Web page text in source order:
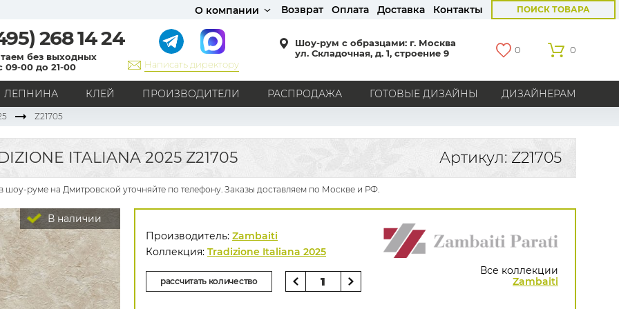
О компании Возврат Оплата Доставка Контакты ПОИСК ТОВАРА
268 14 24
без выходных
09-00 до 21-00
Написать директору
Шоу-рум с образцами: г. Москва
ул. Складочная, д. 1, строение 9
0 0
ЛЕПНИНА КЛЕЙ ПРОИЗВОДИТЕЛИ РАСПРОДАЖА ГОТОВЫЕ ДИЗАЙНЫ ДИЗАЙНЕРАМ
СТИЛЬ
Кантри
Модерн Прованс Хай-тек
Лофт
Классика
Английский стиль
Америка
Англия Бельгия
Германия
Голландия
Россия Все страны
РИСУНОК
Граффити
Карта мира
С вензелями
С надписями
Однотонные
Геометрический рисунок
Цветы
Дамаск
В клетку
В полоску Все рисунки
БРЕНДЫ
Loymina Milassa
Khroma
Andrea Rossi
Bernardo Bartalucci
Zambaiti
AS Creation
Hygge Roll
Z21705
ITALIANA 2025 Z21705 Артикул: Z21705
шоу-руме на Дмитровской уточняйте по телефону. Заказы доставляем по Москве и РФ.
В наличии
Все коллекции
Zambaiti
Производитель: Zambaiti
Коллекция: Tradizione Italiana 2025
рассчитать количество